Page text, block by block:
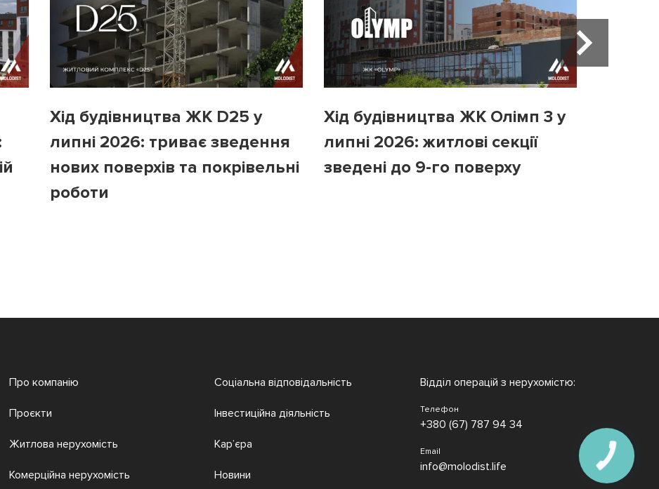
Хід будівництва ЖК D25 у
липні 2026: триває зведення
нових поверхів та покрівельні
роботи
Хід будівництва ЖК Олімп 3 у
липні 2026: житлові секції
зведені до 9-го поверху
Про компанію
Проєкти
Житлова нерухомість
Комерційна нерухомість
Соціальна відповідальність
Інвестиційна діяльність
Кар’єра
Новини
Відділ операцій з нерухомістю:
Телефон
+380 (67) 787 94 34
Email
info@molodist.life